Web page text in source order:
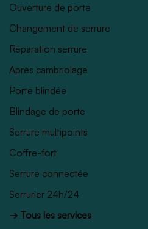
Ouverture de porte
Changement de serrure
Réparation serrure
Après cambriolage
Porte blindée
Blindage de porte
Serrure multipoints
Coffre-fort
Serrure connectée
Serrurier 24h/24
→ Tous les services